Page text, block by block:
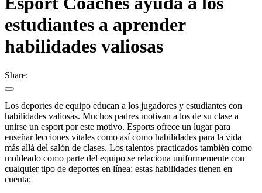
estudiantes a aprender
habilidades valiosas
Share:
Los deportes de equipo educan a los jugadores y estudiantes con
habilidades valiosas. Muchos padres motivan a los de su clase a
unirse un esport por este motivo. Esports ofrece un lugar para
enseñar lecciones vitales como así como habilidades para la vida
más allá del salón de clases. Los talentos practicados también como
moldeado como parte del equipo se relaciona uniformemente con
cualquier tipo de deportes en línea; estas habilidades tienen en
cuenta: